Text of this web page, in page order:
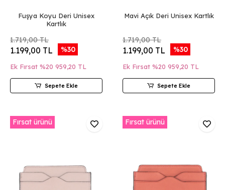
Fuşya Koyu Deri Unisex
Kartlık
1.719,00 TL
1.199,00 TL %30
Ek Fırsat %20 959,20 TL
Sepete Ekle
Mavi Açık Deri Unisex Kartlık
1.719,00 TL
1.199,00 TL %30
Ek Fırsat %20 959,20 TL
Sepete Ekle
Fırsat ürünü Fırsat ürünü